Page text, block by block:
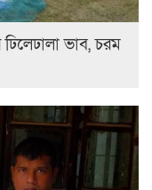
ঢিলেঢালা ভাব, চরম